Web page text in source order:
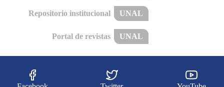
Repositorio institucional UNAL
Portal de revistas UNAL